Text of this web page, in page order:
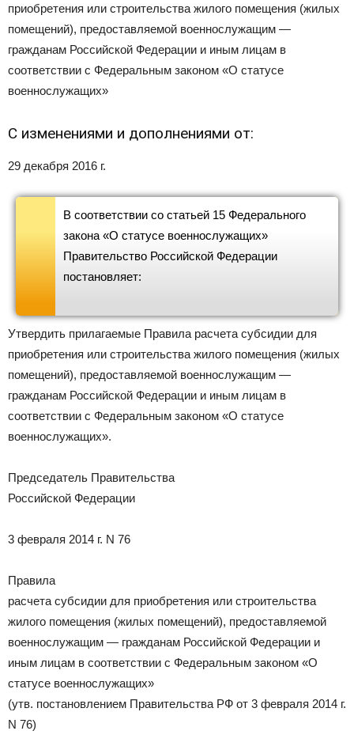
приобретения или строительства жилого помещения (жилых
помещений), предоставляемой военнослужащим —
гражданам Российской Федерации и иным лицам в
соответствии с Федеральным законом «О статусе
военнослужащих»
С изменениями и дополнениями от:
29 декабря 2016 г.
В соответствии со статьей 15 Федерального
закона «О статусе военнослужащих»
Правительство Российской Федерации
постановляет:
Утвердить прилагаемые Правила расчета субсидии для
приобретения или строительства жилого помещения (жилых
помещений), предоставляемой военнослужащим —
гражданам Российской Федерации и иным лицам в
соответствии с Федеральным законом «О статусе
военнослужащих».
Председатель Правительства
Российской Федерации
3 февраля 2014 г. N 76
Правила
расчета субсидии для приобретения или строительства
жилого помещения (жилых помещений), предоставляемой
военнослужащим — гражданам Российской Федерации и
иным лицам в соответствии с Федеральным законом «О
статусе военнослужащих»
(утв. постановлением Правительства РФ от 3 февраля 2014 г.
N 76)